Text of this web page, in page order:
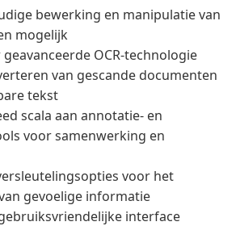
bewerking en manipulatie van
mogelijk
OCR-technologie
van gescande documenten
tekst
scala aan annotatie- en
voor samenwerking en
voor het
gevoelige informatie
interface